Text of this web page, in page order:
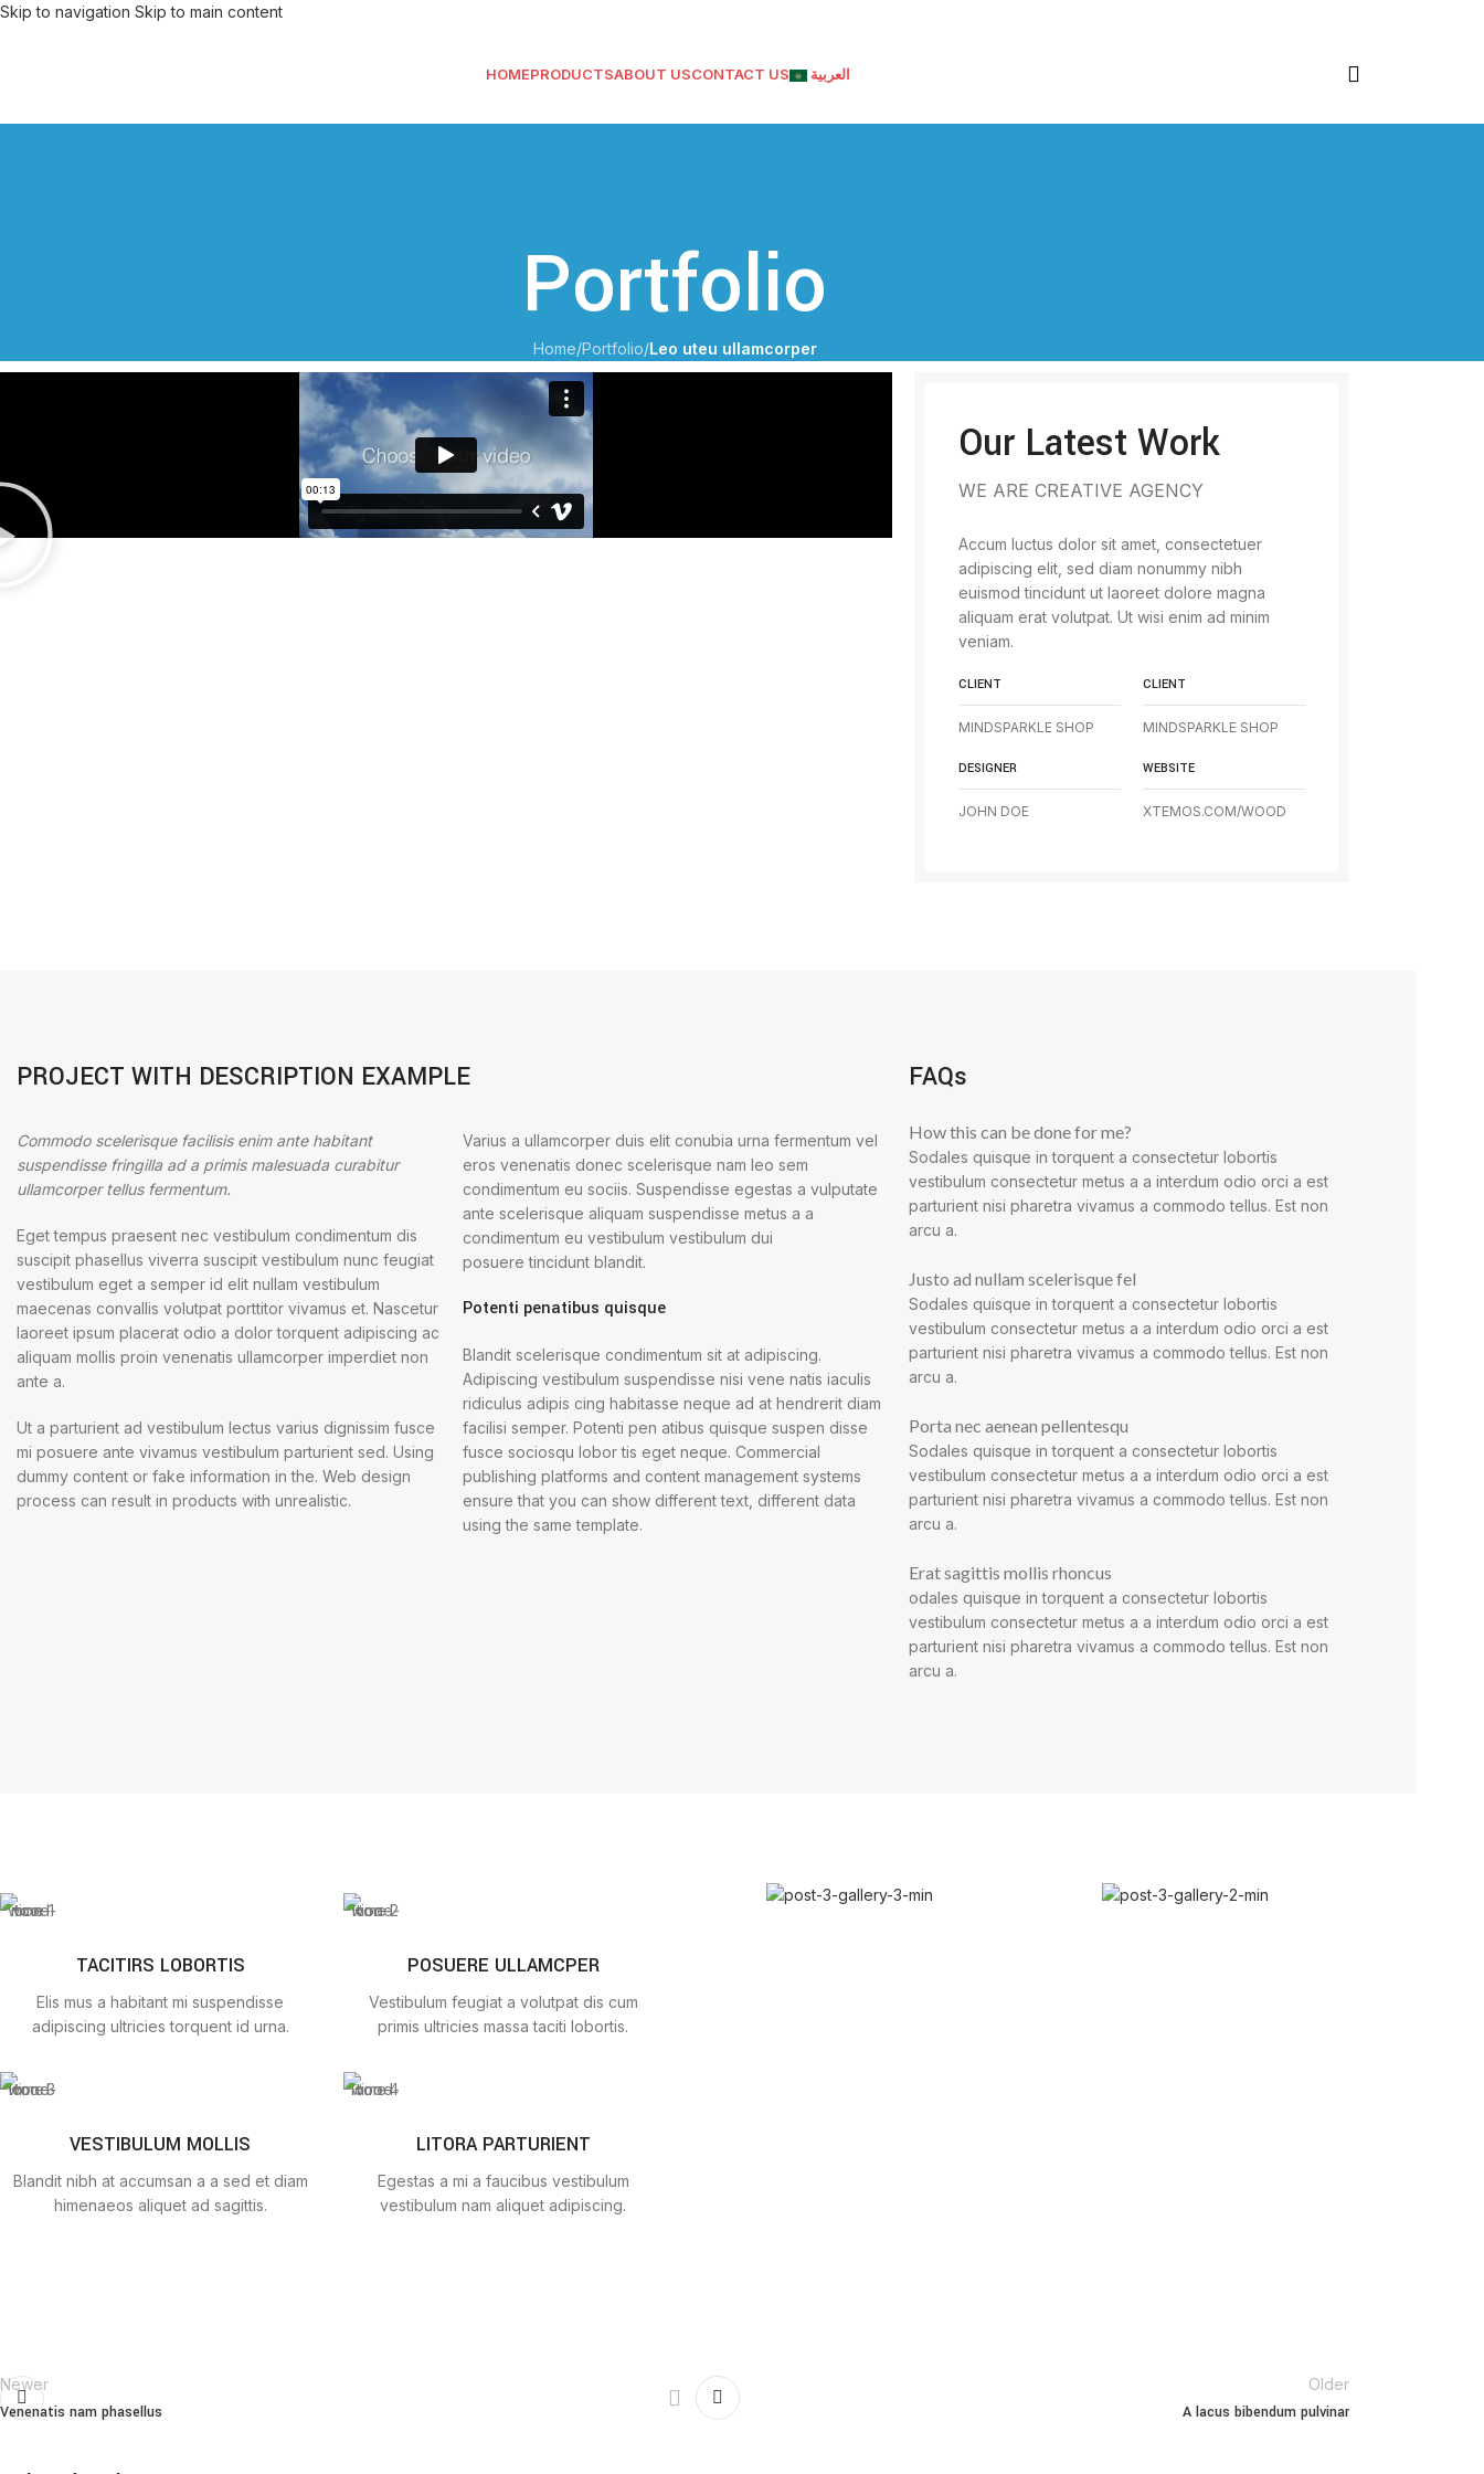
Skip to navigation Skip to main content
HOMEPRODUCTSABOUT USCONTACT US العربية
Portfolio
Home/Portfolio/Leo uteu ullamcorper
Our Latest Work
WE ARE CREATIVE AGENCY
Accum luctus dolor sit amet, consectetuer
adipiscing elit, sed diam nonummy nibh
euismod tincidunt ut laoreet dolore magna
aliquam erat volutpat. Ut wisi enim ad minim
veniam.
CLIENT
MINDSPARKLE SHOP
CLIENT
MINDSPARKLE SHOP
DESIGNER
JOHN DOE
WEBSITE
XTEMOS.COM/WOOD
PROJECT WITH DESCRIPTION EXAMPLE
Commodo scelerisque facilisis enim ante habitant
suspendisse fringilla ad a primis malesuada curabitur
ullamcorper tellus fermentum.
Eget tempus praesent nec vestibulum condimentum dis
suscipit phasellus viverra suscipit vestibulum nunc feugiat
vestibulum eget a semper id elit nullam vestibulum
maecenas convallis volutpat porttitor vivamus et. Nascetur
laoreet ipsum placerat odio a dolor torquent adipiscing ac
aliquam mollis proin venenatis ullamcorper imperdiet non
ante a.
Ut a parturient ad vestibulum lectus varius dignissim fusce
mi posuere ante vivamus vestibulum parturient sed. Using
dummy content or fake information in the. Web design
process can result in products with unrealistic.
Varius a ullamcorper duis elit conubia urna fermentum vel
eros venenatis donec scelerisque nam leo sem
condimentum eu sociis. Suspendisse egestas a vulputate
ante scelerisque aliquam suspendisse metus a a
condimentum eu vestibulum vestibulum dui
posuere tincidunt blandit.
Potenti penatibus quisque
Blandit scelerisque condimentum sit at adipiscing.
Adipiscing vestibulum suspendisse nisi vene natis iaculis
ridiculus adipis cing habitasse neque ad at hendrerit diam
facilisi semper. Potenti pen atibus quisque suspen disse
fusce sociosqu lobor tis eget neque. Commercial
publishing platforms and content management systems
ensure that you can show different text, different data
using the same template.
FAQs
How this can be done for me?
Sodales quisque in torquent a consectetur lobortis
vestibulum consectetur metus a a interdum odio orci a est
parturient nisi pharetra vivamus a commodo tellus. Est non
arcu a.
Justo ad nullam scelerisque fel
Sodales quisque in torquent a consectetur lobortis
vestibulum consectetur metus a a interdum odio orci a est
parturient nisi pharetra vivamus a commodo tellus. Est non
arcu a.
Porta nec aenean pellentesqu
Sodales quisque in torquent a consectetur lobortis
vestibulum consectetur metus a a interdum odio orci a est
parturient nisi pharetra vivamus a commodo tellus. Est non
arcu a.
Erat sagittis mollis rhoncus
odales quisque in torquent a consectetur lobortis
vestibulum consectetur metus a a interdum odio orci a est
parturient nisi pharetra vivamus a commodo tellus. Est non
arcu a.
TACITIRS LOBORTIS
Elis mus a habitant mi suspendisse
adipiscing ultricies torquent id urna.
VESTIBULUM MOLLIS
Blandit nibh at accumsan a a sed et diam
himenaeos aliquet ad sagittis.
POSUERE ULLAMCPER
Vestibulum feugiat a volutpat dis cum
primis ultricies massa taciti lobortis.
LITORA PARTURIENT
Egestas a mi a faucibus vestibulum
vestibulum nam aliquet adipiscing.
Newer
Venenatis nam phasellus
Older
A lacus bibendum pulvinar